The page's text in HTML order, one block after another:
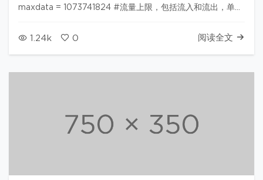
maxdata = 1073741824 #流量上限，包括流入和流出，单位
1.24k 0 阅读全文